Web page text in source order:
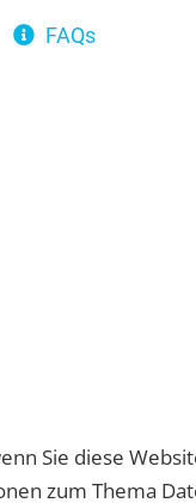
FAQs
Sie diese
zum Thema